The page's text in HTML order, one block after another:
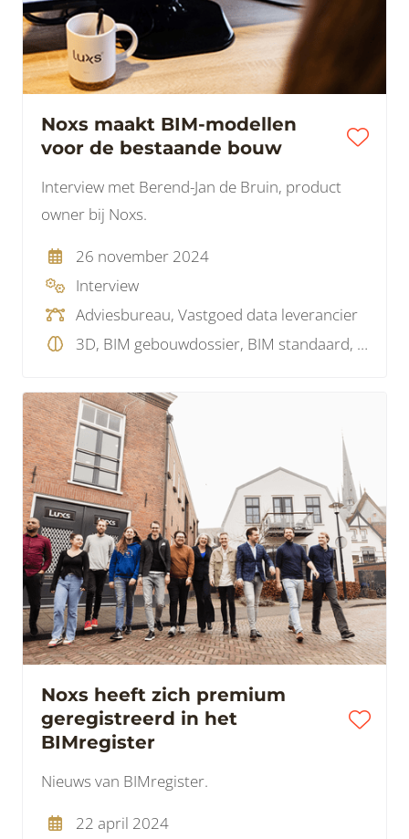
Noxs maakt BIM-modellen
voor de bestaande bouw
Interview met Berend-Jan de Bruin, product
owner bij Noxs.
26 november 2024
Interview
Adviesbureau, Vastgoed data leverancier
3D, BIM gebouwdossier, BIM standaard, BIM visie, Model checking
Noxs heeft zich premium
geregistreerd in het
BIMregister
Nieuws van BIMregister.
22 april 2024